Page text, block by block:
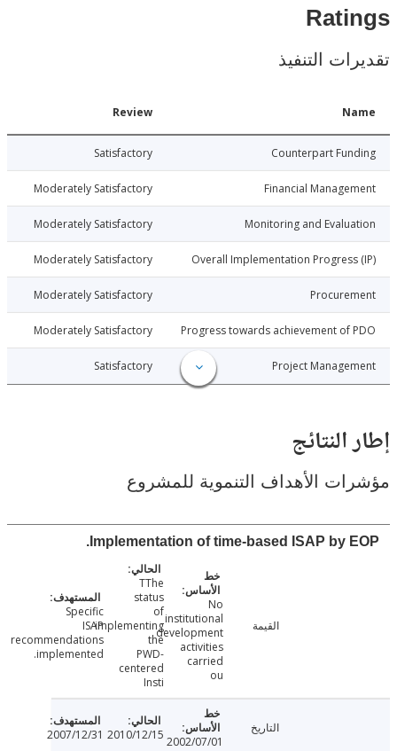
التنفيذ
Counterpart
Satisfactory
Financial
Moderately Satisfactory
01-25
Monitoring and
Moderately Satisfactory
01-25
Overall Implementation
Moderately Satisfactory
01-25
Moderately Satisfactory
01-25
Progress towards achievement of
Moderately Satisfactory
01-25
Project
Satisfactory
الأهداف التنموية للمشروع
Implementation of time-based ISAP by
institutional
development
activities
TThe
status
of
implementing
the
PWD-
centered
ISAP
recommendations
implemented.
2002/07/01
2010/12/15
2007/12/31